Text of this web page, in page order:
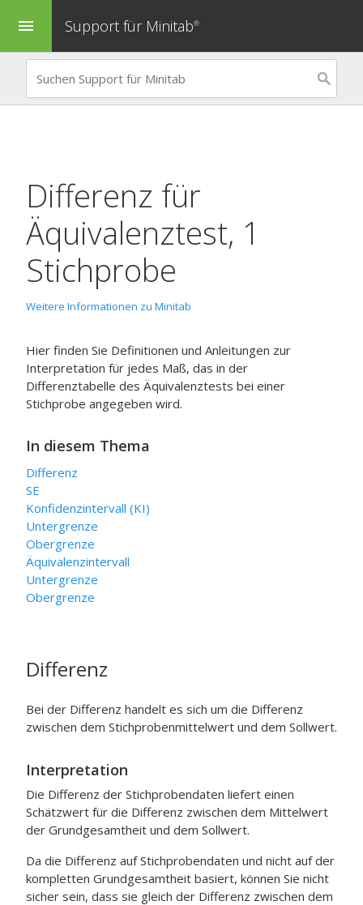
menu Support für Minitab®
Differenz für
Äquivalenztest, 1
Stichprobe
Weitere Informationen zu Minitab
Hier finden Sie Definitionen und Anleitungen zur
Interpretation für jedes Maß, das in der
Differenztabelle des Äquivalenztests bei einer
Stichprobe angegeben wird.
In diesem Thema
Differenz
SE
Konfidenzintervall (KI)
Untergrenze
Obergrenze
Äquivalenzintervall
Untergrenze
Obergrenze
Differenz
Bei der Differenz handelt es sich um die Differenz
zwischen dem Stichprobenmittelwert und dem Sollwert.
Interpretation
Die Differenz der Stichprobendaten liefert einen
Schätzwert für die Differenz zwischen dem Mittelwert
der Grundgesamtheit und dem Sollwert.
Da die Differenz auf Stichprobendaten und nicht auf der
kompletten Grundgesamtheit basiert, können Sie nicht
sicher sein, dass sie gleich der Differenz zwischen dem